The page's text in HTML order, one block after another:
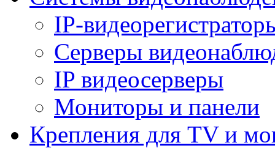
IP-
Серверы
IP видеосерверы
Мониторы и панели
Крепления для TV и